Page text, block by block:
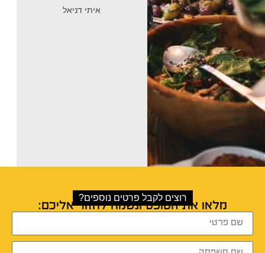
דוד ברוורמן
איתי דניאל
רוצים לקבל פרטים נוספים?
מלאו את הטופס ונשמח לחזור אליכם: